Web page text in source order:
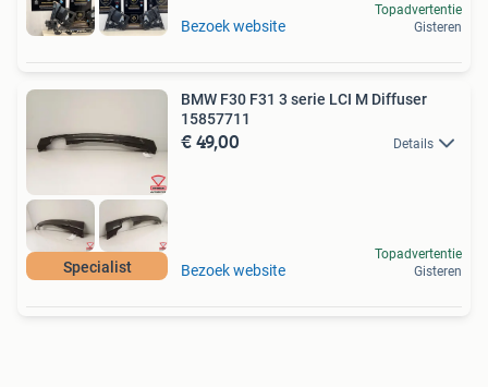
Bezoek website
Topadvertentie
Gisteren
Specialist
BMW F30 F31 3 serie LCI M Diffuser
15857711
€ 49,00 Details
Bezoek website
Topadvertentie
Gisteren